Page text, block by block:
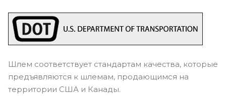
Шлем соответствует стандартам качества, которые
предъявляются к шлемам, продающимся на
территории США и Канады.